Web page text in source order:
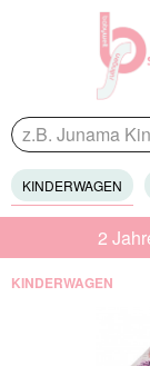
KINDERWAGEN
2
KINDERWAGEN